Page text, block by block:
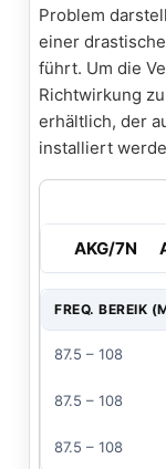
Problem
einer
führt. Um die
Richtwirkung
erhältlich, der
installiert
AKG/7N
FREQ. BEREIK
87.5 – 108
87.5 – 108
87.5 – 108